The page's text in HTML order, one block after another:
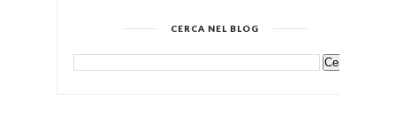
CERCA NEL BLOG